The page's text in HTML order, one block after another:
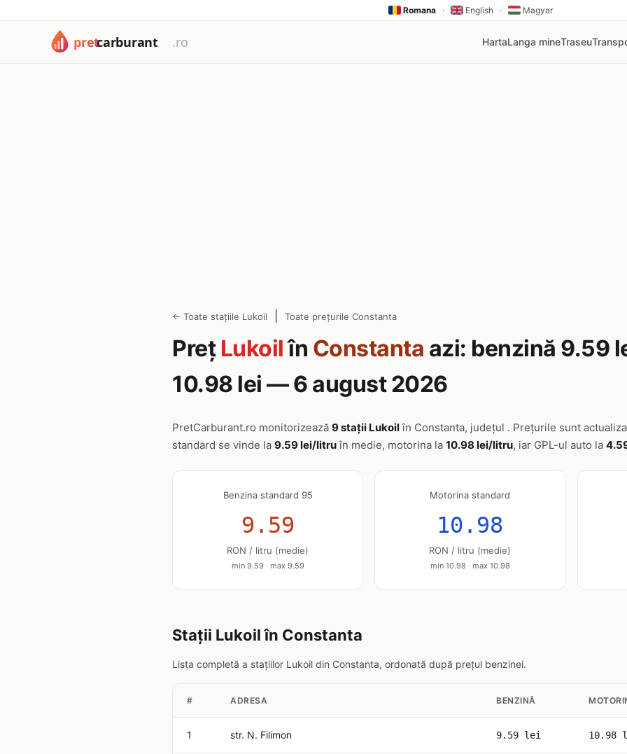
Romana · English · Magyar
HartaLanga mineTraseu
← Toate stațiile Lukoil Toate prețurile Constanta
Preț Lukoilîn Constanta azi: benzină 9.59
10.98 lei — 6 august 2026
PretCarburant.ro monitorizează 9 stații Lukoilîn Constanta, județul . Prețurile sunt
standard se vinde la 9.59 lei/litruîn medie, motorina la 10.98 lei/litru, iar GPL-ul auto la
Benzina standard 95
9.59
RON / litru (medie)
min 9.59 · max 9.59
Motorina standard
10.98
RON / litru (medie)
min 10.98 · max 10.98
Stații Lukoil în Constanta
Lista completă a stațiilor Lukoil din Constanta, ordonată după prețul benzinei.
# ADRESA BENZINĂ
1 str. N. Filimon 9.59 lei 10.98